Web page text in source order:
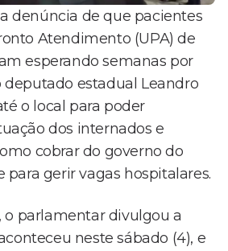
denúncia de que pacientes
Atendimento (UPA) de
esperando semanas por
deputado estadual Leandro
o local para poder
dos internados e
cobrar do governo do
para gerir vagas hospitalares.
o parlamentar divulgou a
neste sábado (4), e